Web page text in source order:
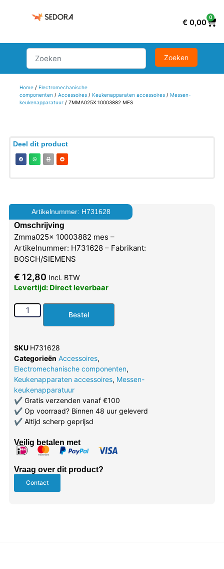
€ 0,00
0
Home/ Electromechanische
componenten / Accessoires/ Keukenapparaten accessoires/ Messen-
keukenapparatuur/ ZMMA025X 10003882 MES
Deel dit product
Artikelnummer: H731628
Omschrijving
Zmma025x 10003882 mes –
Artikelnummer: H731628 – Fabrikant:
BOSCH/SIEMENS
€ 12,80 Incl. BTW
Levertijd: Direct leverbaar
Bestel
SKU H731628
Categorieën Accessoires,
Electromechanische componenten,
Keukenapparaten accessoires, Messen-
keukenapparatuur
✔Gratis verzenden vanaf €100
✔Op voorraad? Binnen 48 uur geleverd
✔Altijd scherp geprijsd
Veilig betalen met
Vraag over dit product?
Contact